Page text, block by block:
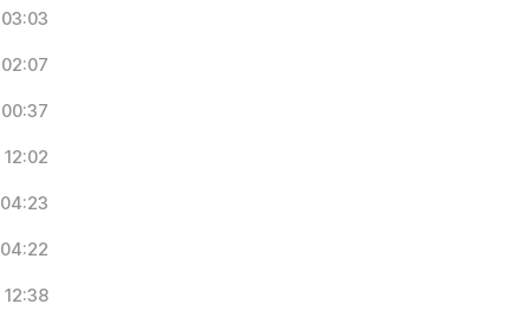
03:03
02:07
00:37
12:02
04:23
04:22
12:38